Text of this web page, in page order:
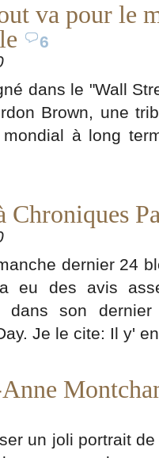
va pour le
6
dans le "Wall
Brown, une
à long
Chroniques
dernier 24
eu des avis
dans son
Je le cite: Il y' en
un joli portrait